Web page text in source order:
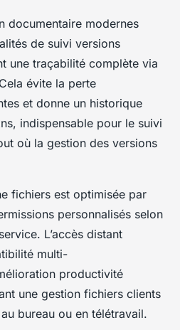
documentaire modernes
de suivi versions
une traçabilité complète via
évite la perte
et donne un historique
indispensable pour le suivi
où la gestion des versions
fichiers est optimisée par
personnalisés selon
L’accès distant
multi-
productivité
une gestion fichiers clients
bureau ou en télétravail.